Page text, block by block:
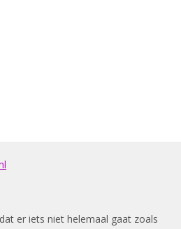
er iets niet helemaal gaat zoals